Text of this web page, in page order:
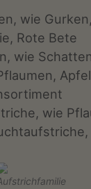
wie
Rote Bete
wie
wie